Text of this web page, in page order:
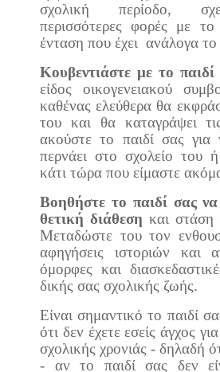
σχολική περίοδο,
περισσότερες φορές με
ένταση που έχει ανάλογα το
Κουβεντιάστε με το παιδί
είδος οικογενειακού
καθένας ελεύθερα θα
του και θα καταγράψει
ακούστε το παιδί σας
περνάει στο σχολείο του
κάτι τώρα που είμαστε
Βοηθήστε το παιδί σας να
θετική διάθεση και στάση
Μεταδώστε του τον
αφηγήσεις ιστοριών και
όμορφες και
δικής σας σχολικής ζωής.
Είναι σημαντικό το παιδί
ότι δεν έχετε εσείς άγχος
σχολικής χρονιάς - δηλαδή
- αν το παιδί σας δεν